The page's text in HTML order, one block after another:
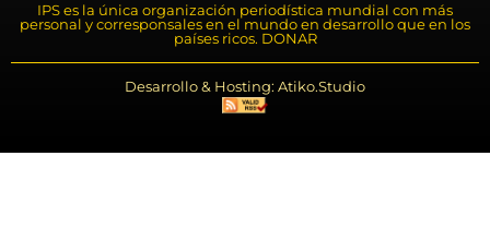
IPS es la única organización periodística mundial con más
personal y corresponsales en el mundo en desarrollo que en los
países ricos. DONAR
Desarrollo & Hosting: Atiko.Studio